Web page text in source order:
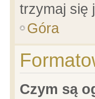
trzymaj się
Góra
Czym są